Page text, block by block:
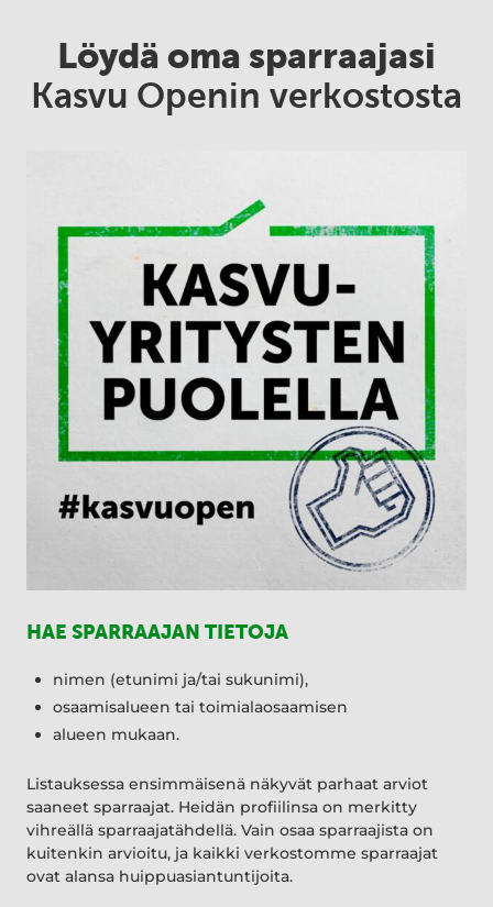
Löydä oma sparraajasi
Kasvu Openin verkostosta
HAE SPARRAAJAN TIETOJA
nimen (etunimi ja/tai sukunimi),
osaamisalueen tai toimialaosaamisen
alueen mukaan.
Listauksessa ensimmäisenä näkyvät parhaat arviot
saaneet sparraajat. Heidän profiilinsa on merkitty
vihreällä sparraajatähdellä. Vain osaa sparraajista on
kuitenkin arvioitu, ja kaikki verkostomme sparraajat
ovat alansa huippuasiantuntijoita.